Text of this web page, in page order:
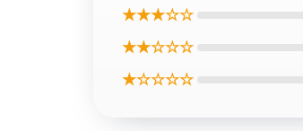
★★★☆☆
★★☆☆☆
★☆☆☆☆